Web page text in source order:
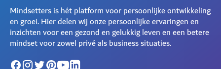
Mindsetters is hét platform voor persoonlijke ontwikkeling
en groei. Hier delen wij onze persoonlijke ervaringen en
inzichten voor een gezond en gelukkig leven en een betere
mindset voor zowel privé als business situaties.